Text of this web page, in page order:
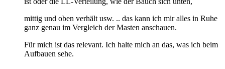
mittig und oben verhält usw. .. das kann ich mir alles in Ruhe
ganz genau im Vergleich der Masten anschauen.
Für mich ist das relevant. Ich halte mich an das, was ich beim
Aufbauen sehe.